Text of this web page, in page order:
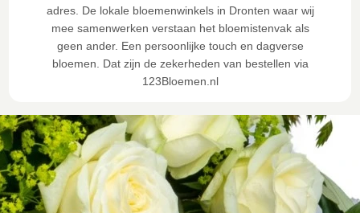
adres. De lokale bloemenwinkels in Dronten waar wij
mee samenwerken verstaan het bloemistenvak als
geen ander. Een persoonlijke touch en dagverse
bloemen. Dat zijn de zekerheden van bestellen via
123Bloemen.nl